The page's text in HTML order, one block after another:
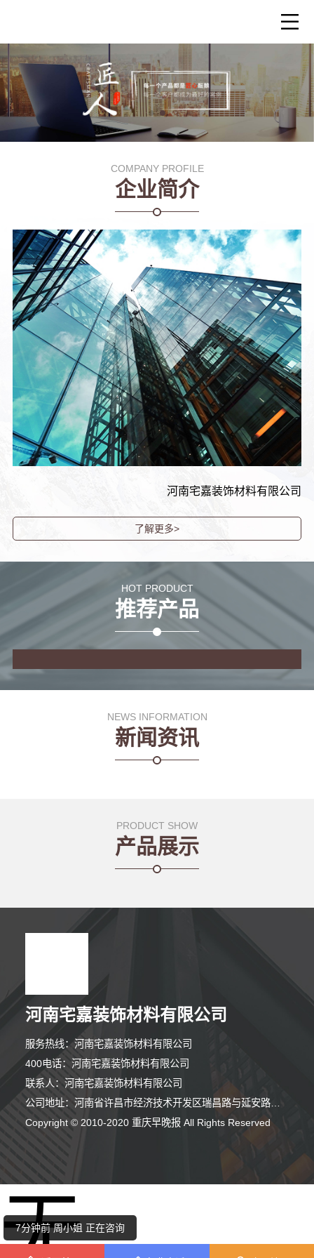
COMPANY PROFILE
企业简介
河南宅嘉装饰材料有限公司
了解更多>
HOT PRODUCT
推荐产品
NEWS INFORMATION
新闻资讯
PRODUCT SHOW
产品展示
河南宅嘉装饰材料有限公司
服务热线：河南宅嘉装饰材料有限公司
400电话：河南宅嘉装饰材料有限公司
联系人：河南宅嘉装饰材料有限公司
公司地址：河南省许昌市经济技术开发区瑞昌路与延安路交叉口向西200米路北008号许昌泷阳实业有限公司院内南侧厂房西部1栋101室
Copyright © 2010-2020 重庆早晚报 All Rights Reserved
2分钟前 苏女士 正在咨询
3分钟前 苏先生 正在咨询
7分钟前 周小姐 正在咨询
无